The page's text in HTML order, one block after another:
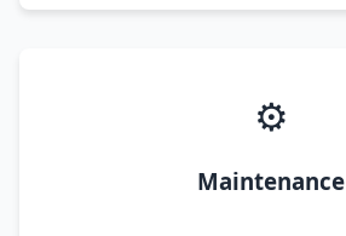
⚙️
Maintenance